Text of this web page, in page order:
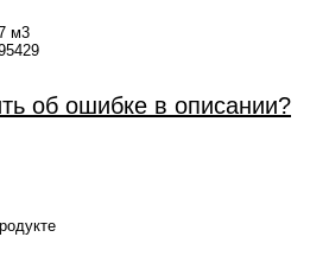
м3
об ошибке в описании?